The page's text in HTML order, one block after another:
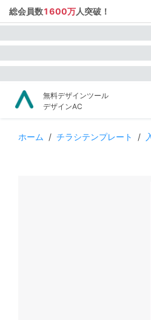
総会員数1600万人突破！
無料デザインツール
デザインAC
ホーム / チラシテンプレート /